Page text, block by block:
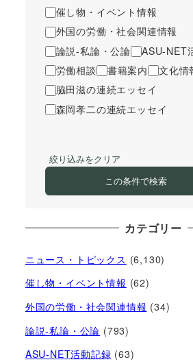
催し物・イベント情報
外国の労働・社会関連情報
論説-私論・公論
ASU-NET
労働相談
書籍案内
文化情
脇田滋の連続エッセイ
森岡孝二の連続エッセイ
絞り込みをクリア
この条件で検索
カテゴリー
ニュース・トピックス (6,130)
催し物・イベント情報 (62)
外国の労働・社会関連情報 (34)
論説-私論・公論 (793)
ASU-NET活動記録 (63)